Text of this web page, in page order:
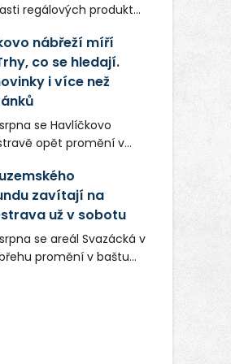
regálových produktů
na Karvinsku a
potenciálem.
nábřeží míří
co se hledají.
i více než
se Havlíčkovo
opět promění v
Trhy, co se hledají
více než čtyřicet
stánků s kvalitní
farmářskými produkty,
tvorbou.
se mohou těšit nejen na
zavítají na
už v sobotu
se areál Svazácká v
promění v baštu